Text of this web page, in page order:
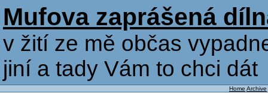
Mufova zaprášená
v žití ze mě občas
jiní a tady Vám to chci dát
Home Archive